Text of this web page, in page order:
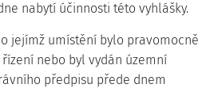
nabytí účinnosti této vyhlášky.
jejímž umístění bylo pravomocně
nebo byl vydán územní
předpisu přede dnem